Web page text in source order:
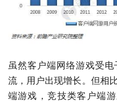
虽然客户端网络游戏受
流，用户出现增长。但相
端游戏，竞技类客户端